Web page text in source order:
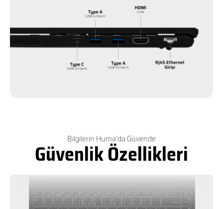
Bilgilerin Huma’da Güvende
Güvenlik Özellikleri